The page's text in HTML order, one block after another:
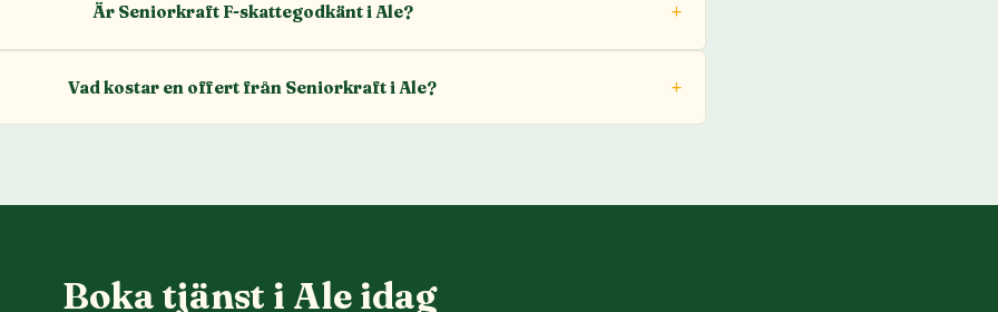
Är Seniorkraft F-skattegodkänt i Ale?
Vad kostar en offert från Seniorkraft i Ale?
Boka tjänst i Ale idag